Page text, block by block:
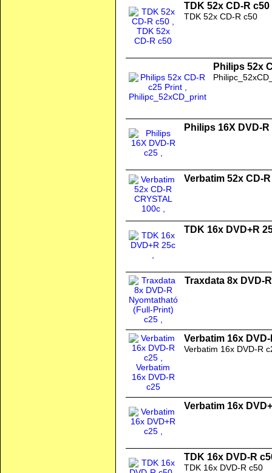
TDK 52x CD-R c50
TDK 52x CD-R c50
Philips 52x
Philips 16X DVD-R
Verbatim 52x CD-
TDK 16x DVD+R
Traxdata 8x DVD-
Verbatim 16x
Verbatim 16x DVD-R
Verbatim 16x
TDK 16x DVD-R
TDK 16x DVD-R c50